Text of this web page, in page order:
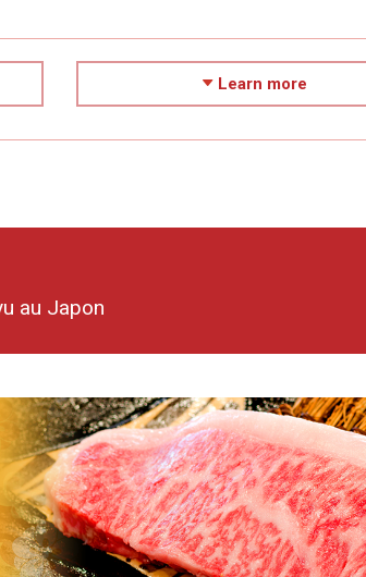
Learn more
au Japon